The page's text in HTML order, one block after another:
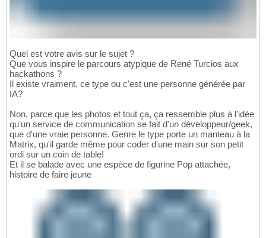
Quel est votre avis sur le sujet ?
Que vous inspire le parcours atypique de René Turcios aux
hackathons ?
Il existe vraiment, ce type ou c'est une personne générée par
IA?
Non, parce que les photos et tout ça, ça ressemble plus à l'idée
qu'un service de communication se fait d'un développeur/geek,
que d'une vraie personne. Genre le type porte un manteau à la
Matrix, qu'il garde même pour coder d'une main sur son petit
ordi sur un coin de table!
Et il se balade avec une espèce de figurine Pop attachée,
histoire de faire jeune